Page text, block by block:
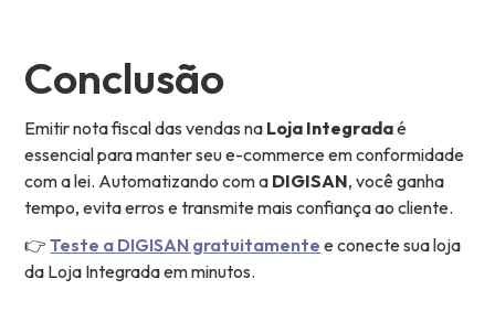
Conclusão
Emitir nota fiscal das vendas na Loja Integradaé
essencial para manter seu e-commerce em conformidade
com a lei. Automatizando com a DIGISAN, você ganha
tempo, evita erros e transmite mais confiança ao cliente.
👉Teste a DIGISAN gratuitamente e conecte sua loja
da Loja Integrada em minutos.